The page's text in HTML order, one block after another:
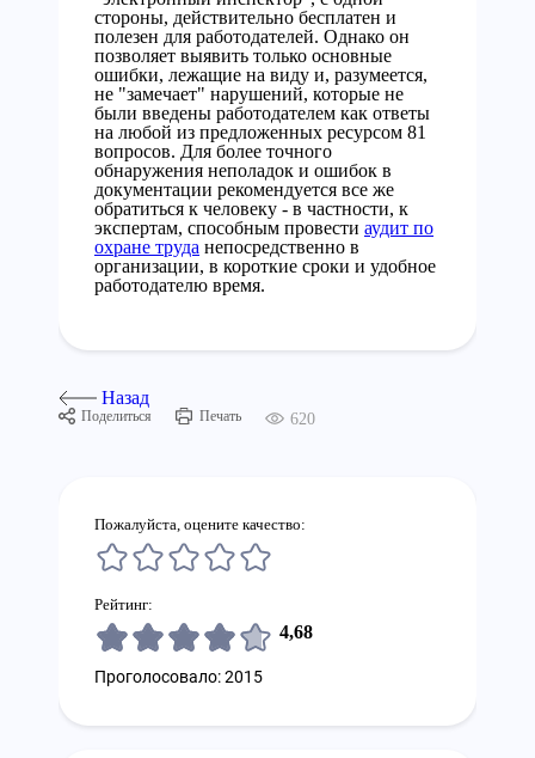
стороны, действительно бесплатен и
полезен для работодателей. Однако он
позволяет выявить только основные
ошибки, лежащие на виду и, разумеется,
не "замечает" нарушений, которые не
были введены работодателем как ответы
на любой из предложенных ресурсом 81
вопросов. Для более точного
обнаружения неполадок и ошибок в
документации рекомендуется все же
обратиться к человеку - в частности, к
экспертам, способным провести аудит по
охране труда непосредственно в
организации, в короткие сроки и удобное
работодателю время.
Назад
Поделиться Печать 620
Пожалуйста, оцените качество:
Рейтинг:
4,68
Проголосовало: 2015